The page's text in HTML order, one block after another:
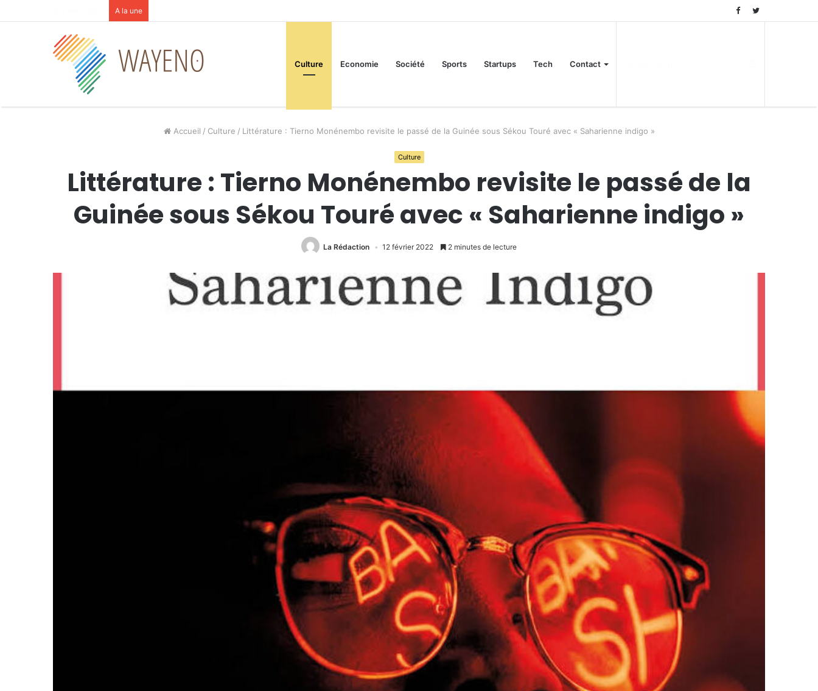
A la une
Culture Economie Société Sports Startups Tech Contact
Accueil / Culture / Littérature : Tierno Monénembo revisite le passé de la Guinée sous Sékou Touré avec « Saharienne indigo »
Culture
Littérature : Tierno Monénembo revisite le passé de la
Guinée sous Sékou Touré avec « Saharienne indigo »
La Rédaction 12 février 2022 2 minutes de lecture